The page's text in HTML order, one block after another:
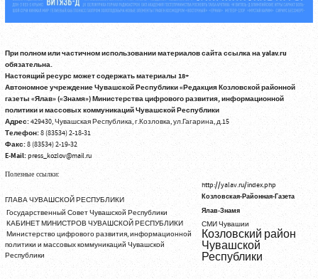
При полном или частичном использовании материалов сайта ссылка на yalav.ru
обязательна.
Настоящий ресурс может содержать материалы 18+
Автономное учреждение Чувашской Республики «Редакция Козловской районной
газеты «Ялав» («Знамя») Министерства цифрового развития, информационной
политики и массовых коммуникаций Чувашской Республики
Адрес:429430, Чувашская Республика, г.Козловка, ул.Гагарина, д.15
Телефон:8 (83534) 2-18-31
Факс:8 (83534) 2-19-32
E-Mail:press_kozlov@mail.ru
Полезные ссылки:
ГЛАВА ЧУВАШСКОЙ РЕСПУБЛИКИ
Государственный Совет Чувашской Республики
КАБИНЕТ МИНИСТРОВ ЧУВАШСКОЙ РЕСПУБЛИКИ
Министерство цифрового развития, информационной
политики и массовых коммуникаций Чувашской
Республики
http://yalav.ru/index.php
Козловская-Районная-Газета
Ялав-Знамя
СМИ Чувашии
Козловский район
Чувашской
Республики